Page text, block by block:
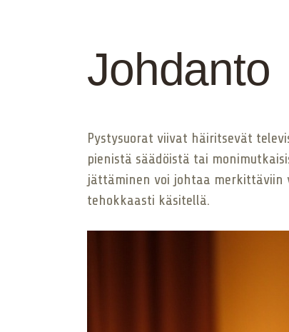
Johdanto
Pystysuorat viivat häiritsevät
pienistä säädöistä tai
jättäminen voi johtaa merkittäviin
tehokkaasti käsitellä.